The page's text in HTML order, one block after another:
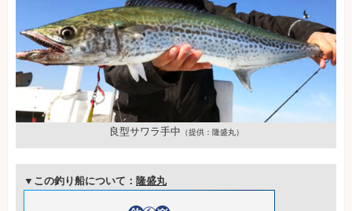
良型サワラ手中 （提供：隆盛丸）
▼この釣り船について： 隆盛丸